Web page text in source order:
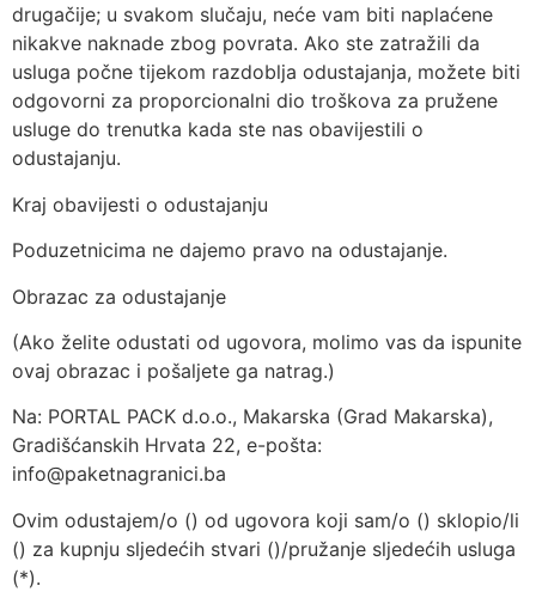
drugačije; u svakom slučaju, neće vam biti naplaćene
nikakve naknade zbog povrata. Ako ste zatražili da
usluga počne tijekom razdoblja odustajanja, možete biti
odgovorni za proporcionalni dio troškova za pružene
usluge do trenutka kada ste nas obavijestili o
odustajanju.
Kraj obavijesti o odustajanju
Poduzetnicima ne dajemo pravo na odustajanje.
Obrazac za odustajanje
(Ako želite odustati od ugovora, molimo vas da ispunite
ovaj obrazac i pošaljete ga natrag.)
Na: PORTAL PACK d.o.o., Makarska (Grad Makarska),
Gradišćanskih Hrvata 22, e-pošta:
info@paketnagranici.ba
Ovim odustajem/o () od ugovora koji sam/o () sklopio/li
() za kupnju sljedećih stvari ()/pružanje sljedećih usluga
(*).